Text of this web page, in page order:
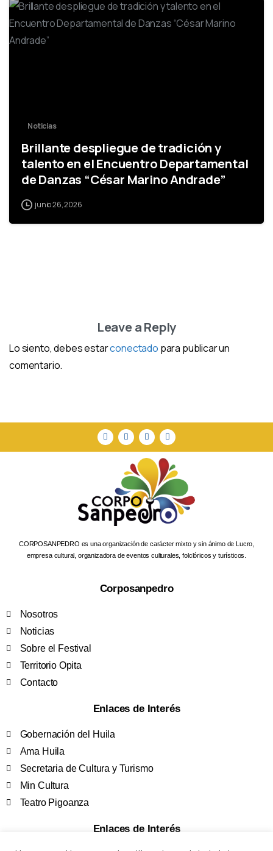
Noticias
Brillante despliegue de tradición y
talento en el Encuentro Departamental
de Danzas “César Marino Andrade”
junio 26, 2026
Leave a Reply
Lo siento, debes estarconectado para publicar un
comentario.
CORPOSANPEDRO es una organización de carácter mixto y sin ánimo de Lucro,
empresa cultural, organizadora de eventos culturales, folclóricos y turísticos.
Corposanpedro
Nosotros
Noticias
Sobre el Festival
Territorio Opita
Contacto
Enlaces de Interés
Gobernación del Huila
Ama Huila
Secretaria de Cultura y Turismo
Min Cultura
Teatro Pigoanza
Enlaces de Interés